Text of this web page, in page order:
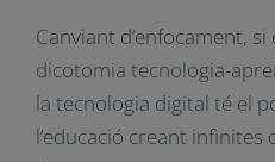
que hauria d’aprendre
motiu o per un altre, és
d’hora, la programació, la
Intel·ligència artificial